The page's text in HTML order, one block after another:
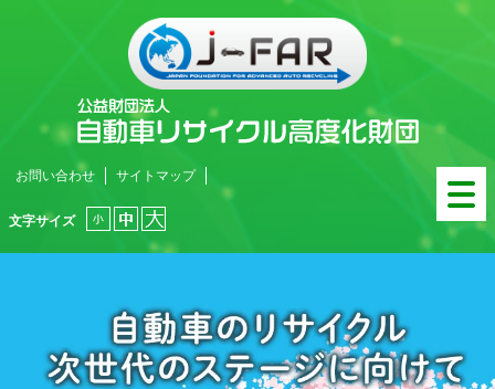
お問い合わせ サイトマップ
文字サイズ